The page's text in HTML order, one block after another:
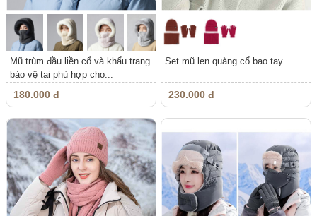
Mũ trùm đầu liền cổ và khẩu trang
bảo vệ tai phù hợp cho...
180.000 đ
Set mũ len quàng cổ bao tay
230.000 đ